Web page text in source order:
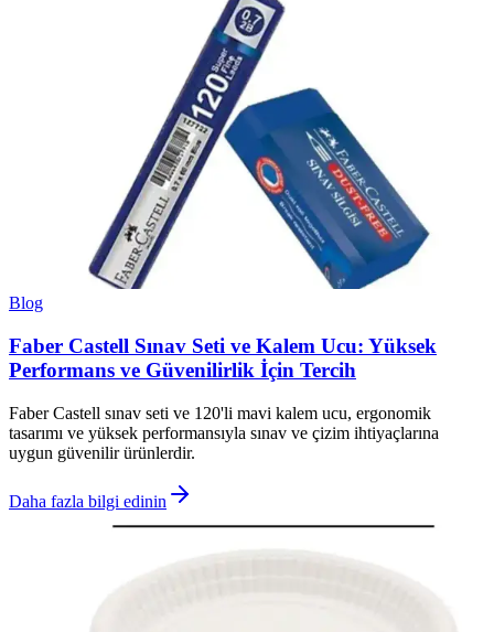
Blog
Faber Castell Sınav Seti ve Kalem Ucu: Yüksek
Performans ve Güvenilirlik İçin Tercih
Faber Castell sınav seti ve 120'li mavi kalem ucu, ergonomik
tasarımı ve yüksek performansıyla sınav ve çizim ihtiyaçlarına
uygun güvenilir ürünlerdir.
Daha fazla bilgi edinin